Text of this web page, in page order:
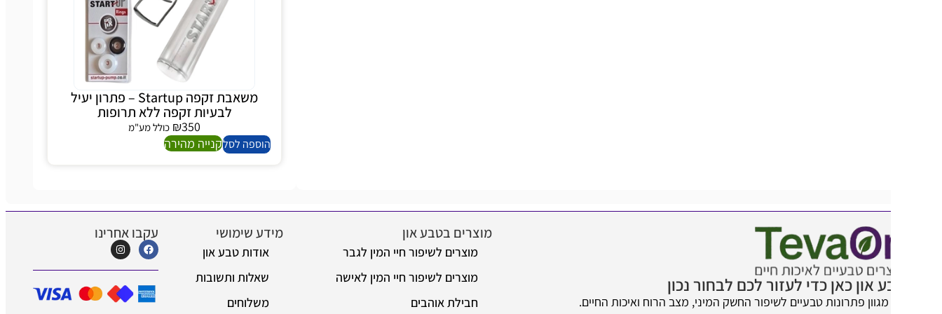
משאבת זקפה Startup – פתרון יעיל
לבעיות זקפה ללא תרופות
כולל מע"מ
קנייה מהירה
און כאן כדי לעזור לכם לבחור נכון
פתרונות טבעיים לשיפור החשק המיני, מצב הרוח ואיכות החיים.
מוצרים בטבע און
מוצרים לשיפור חיי המין לגבר
מוצרים לשיפור חיי המין לאישה
חבילת אוהבים
מידע שימושי
אודות טבע און
שאלות ותשובות
עקבו אחרינו